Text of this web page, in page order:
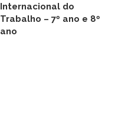
Internacional do
Trabalho – 7º ano e 8º
ano